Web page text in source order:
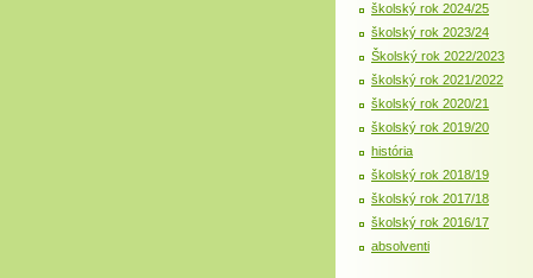
školský rok 2024/25
školský rok 2023/24
Školský rok 2022/2023
školský rok 2021/2022
školský rok 2020/21
školský rok 2019/20
história
školský rok 2018/19
školský rok 2017/18
školský rok 2016/17
absolventi